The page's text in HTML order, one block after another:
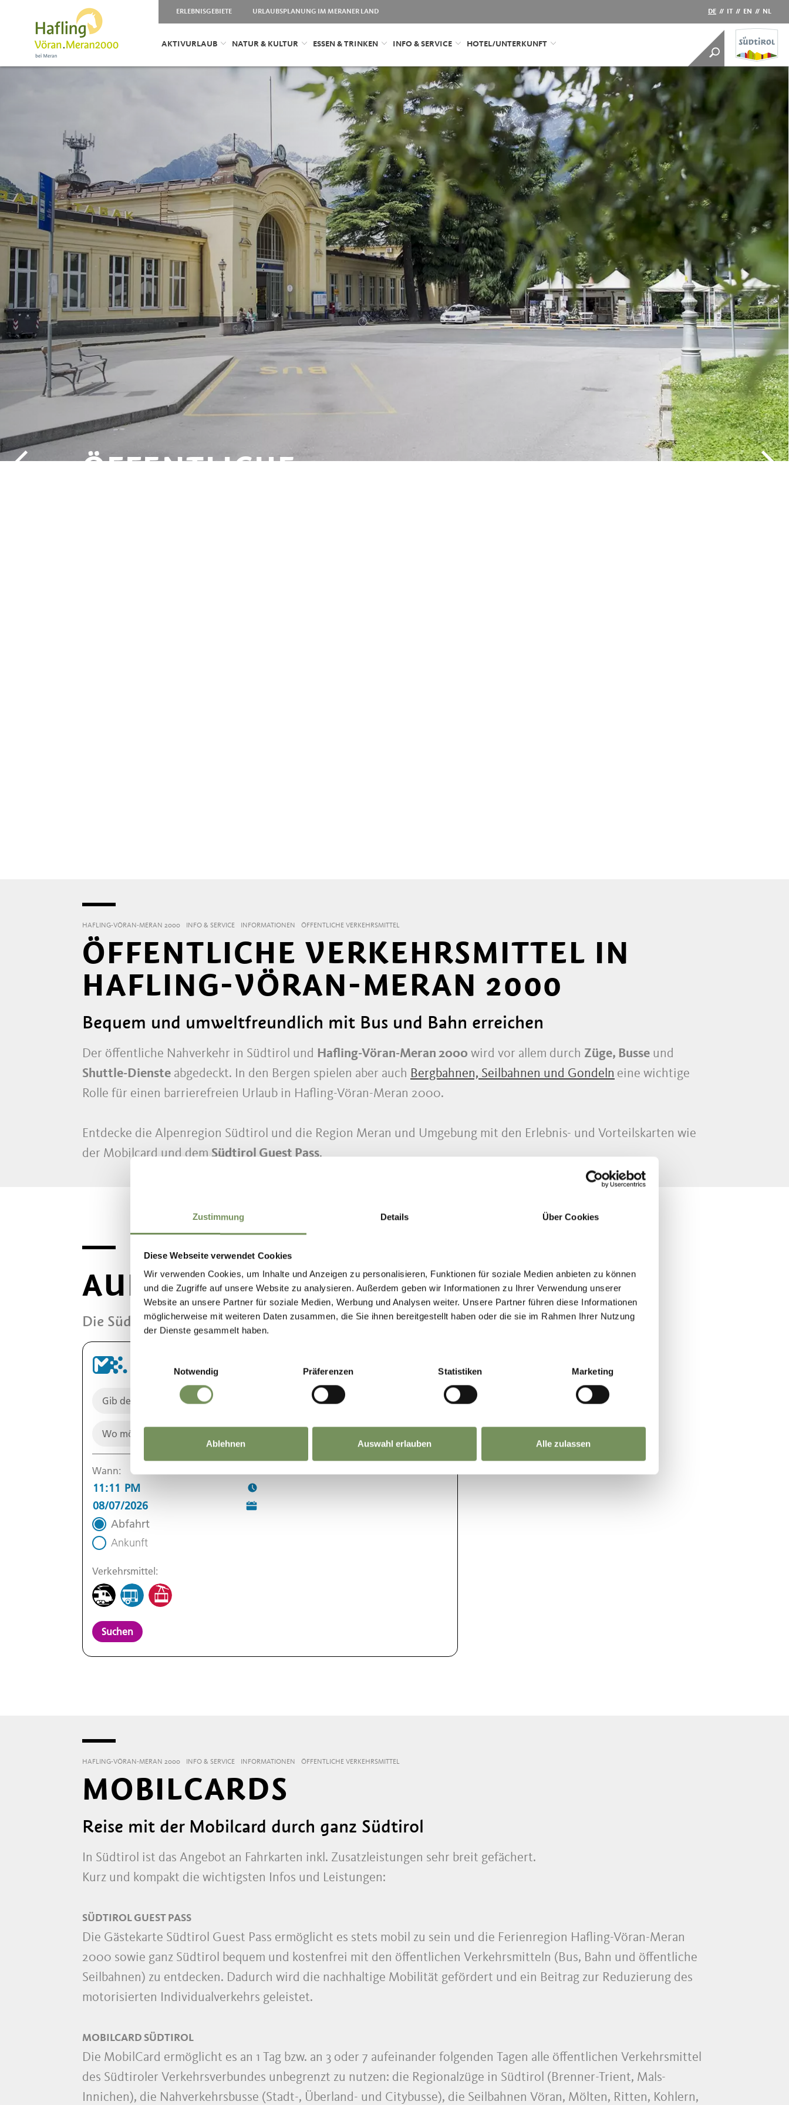
Zustimmung Details Über Cookies
Diese Webseite verwendet Cookies
Wir verwenden Cookies, um Inhalte und Anzeigen zu personalisieren, Funktionen für soziale Medien anbieten zu können
und die Zugriffe auf unsere Website zu analysieren. Außerdem geben wir Informationen zu Ihrer Verwendung unserer
Website an unsere Partner für soziale Medien, Werbung und Analysen weiter. Unsere Partner führen diese Informationen
möglicherweise mit weiteren Daten zusammen, die Sie ihnen bereitgestellt haben oder die sie im Rahmen Ihrer Nutzung
der Dienste gesammelt haben.
Notwendig
Präferenzen Statistiken Marketing
Ablehnen Auswahl erlauben Alle zulassen
ERLEBNISGEBIETE URLAUBSPLANUNG IM MERANER LAND DE // IT // EN // NL
AKTIVURLAUB NATUR & KULTUR ESSEN & TRINKEN INFO & SERVICE HOTEL/UNTERKUNFT
ÖFFENTLICHE
HAFLING-VÖRAN-MERAN 2000 INFO & SERVICE INFORMATIONEN ÖFFENTLICHE VERKEHRSMITTEL
ÖFFENTLICHE VERKEHRSMITTEL IN
HAFLING-VÖRAN-MERAN 2000
Bequem und umweltfreundlich mit Bus und Bahn erreichen
Der öffentliche Nahverkehr in Südtirol und Hafling-Vöran-Meran 2000 wird vor allem durch Züge, Busse und
Shuttle-Dienste abgedeckt. In den Bergen spielen aber auch Bergbahnen, Seilbahnen und Gondeln eine wichtige
Rolle für einen barrierefreien Urlaub in Hafling-Vöran-Meran 2000.
Entdecke die Alpenregion Südtirol und die Region Meran und Umgebung mit den Erlebnis- und Vorteilskarten wie
der Mobilcard und demSüdtirol Guest Pass.
AUF ENTDECKUNGSTOUR?
Die Südtirol Mobil-App bringt dich zu deinem Ausflugsziel
Wann:
Abfahrt
Ankunft
Verkehrsmittel:
Suchen
HAFLING-VÖRAN-MERAN 2000 INFO & SERVICE INFORMATIONEN ÖFFENTLICHE VERKEHRSMITTEL
MOBILCARDS
Reise mit der Mobilcard durch ganz Südtirol
In Südtirol ist das Angebot an Fahrkarten inkl. Zusatzleistungen sehr breit gefächert.
Kurz und kompakt die wichtigsten Infos und Leistungen:
SÜDTIROL GUEST PASS
Die Gästekarte Südtirol Guest Pass ermöglicht es stets mobil zu sein und die Ferienregion Hafling-Vöran-Meran
2000 sowie ganz Südtirol bequem und kostenfrei mit den öffentlichen Verkehrsmitteln (Bus, Bahn und öffentliche
Seilbahnen) zu entdecken. Dadurch wird die nachhaltige Mobilität gefördert und ein Beitrag zur Reduzierung des
motorisierten Individualverkehrs geleistet.
MOBILCARD SÜDTIROL
Die MobilCard ermöglicht es an 1 Tag bzw. an 3 oder 7 aufeinander folgenden Tagen alle öffentlichen Verkehrsmittel
des Südtiroler Verkehrsverbundes unbegrenzt zu nutzen: die Regionalzüge in Südtirol (Brenner-Trient, Mals-
Innichen), die Nahverkehrsbusse (Stadt-, Überland- und Citybusse), die Seilbahnen Vöran, Mölten, Ritten, Kohlern,